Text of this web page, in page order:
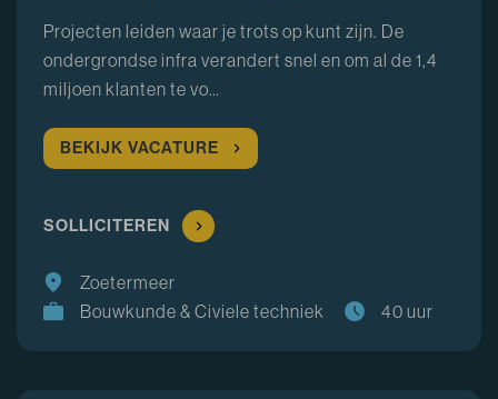
Projecten leiden waar je trots op kunt zijn. De
ondergrondse infra verandert snel en om al de 1,4
miljoen klanten te vo…
BEKIJK VACATURE
SOLLICITEREN
Zoetermeer
Bouwkunde & Civiele techniek
40 uur